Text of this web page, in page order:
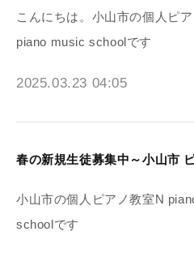
こんにちは。小山市の個人ピ
piano music schoolです
2025.03.23 04:05
小山市の個人ピアノ教室N
schoolです